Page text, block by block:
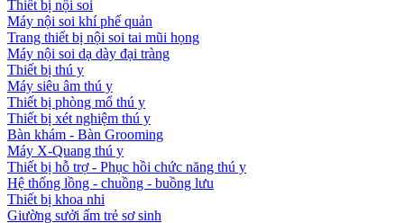
Thiết bị nội soi
Máy nội soi khí phế quản
Trang thiết bị nội soi tai mũi họng
Máy nội soi dạ dày đại tràng
Thiết bị thú y
Máy siêu âm thú y
Thiết bị phòng mổ thú y
Thiết bị xét nghiệm thú y
Bàn khám - Bàn Grooming
Máy X-Quang thú y
Thiết bị hỗ trợ - Phục hồi chức năng thú y
Hệ thống lồng - chuồng - buồng lưu
Thiết bị khoa nhi
Giường sưởi ấm trẻ sơ sinh